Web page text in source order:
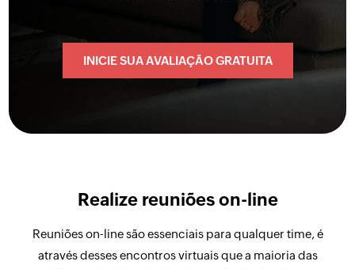
INICIE SUA AVALIAÇÃO GRATUITA
Realize reuniões on-line
Reuniões on-line são essenciais para qualquer time, é
através desses encontros virtuais que a maioria das